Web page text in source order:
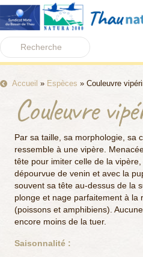
Accueil » Espèces » Couleuvre
Couleuvre
Par sa taille, sa morphologie, sa
ressemble à une vipère.
tête pour imiter celle de la
dépourvue de venin et avec la
souvent sa tête au-dessus de la
plonge et nage parfaitement à la
(poissons et amphibiens).
encore moins de la tuer.
Saisonnalité :